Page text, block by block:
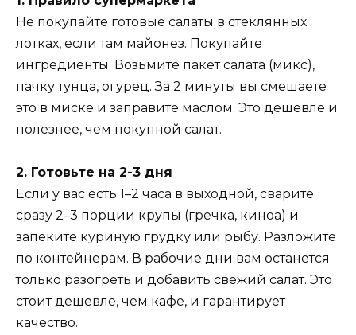
Не покупайте готовые салаты в стеклянных
лотках, если там майонез. Покупайте
ингредиенты. Возьмите пакет салата (микс),
пачку тунца, огурец. За 2 минуты вы смешаете
это в миске и заправите маслом. Это дешевле и
полезнее, чем покупной салат.
2. Готовьте на 2-3 дня
Если у вас есть 1–2 часа в выходной, сварите
сразу 2–3 порции крупы (гречка, киноа) и
запеките куриную грудку или рыбу. Разложите
по контейнерам. В рабочие дни вам останется
только разогреть и добавить свежий салат. Это
стоит дешевле, чем кафе, и гарантирует
качество.